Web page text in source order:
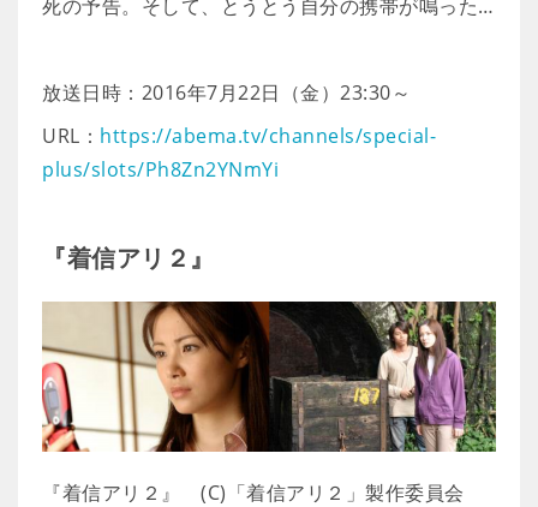
死の予告。そして、とうとう自分の携帯が鳴った…
放送日時：2016年7月22日（金）23:30～
URL： https://abema.tv/channels/special-
plus/slots/Ph8Zn2YNmYi
『着信アリ２』
『着信アリ２』 (C)「着信アリ２」製作委員会